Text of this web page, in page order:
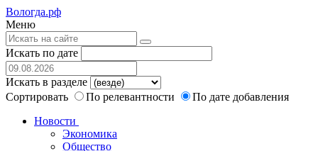
Вологда.рф
Меню
Искать по дате
Искать в разделе
Сортировать
По релевантности
По дате добавления
Новости
Экономика
Общество